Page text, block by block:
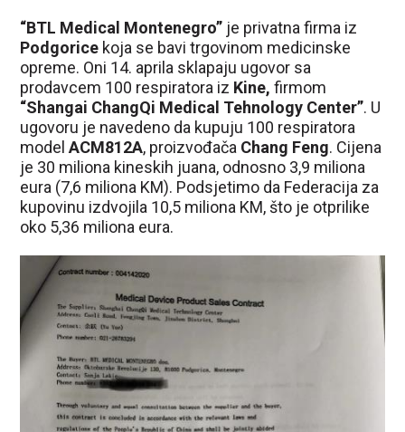
“BTL Medical Montenegro” je privatna firma iz
Podgorice koja se bavi trgovinom medicinske
opreme. Oni 14. aprila sklapaju ugovor sa
prodavcem 100 respiratora iz Kine, firmom
“Shangai ChangQi Medical Tehnology Center”. U
ugovoru je navedeno da kupuju 100 respiratora
modelACM812A, proizvođača Chang Feng. Cijena
je 30 miliona kineskih juana, odnosno 3,9 miliona
eura (7,6 miliona KM). Podsjetimo da Federacija za
kupovinu izdvojila 10,5 miliona KM, što je otprilike
oko 5,36 miliona eura.